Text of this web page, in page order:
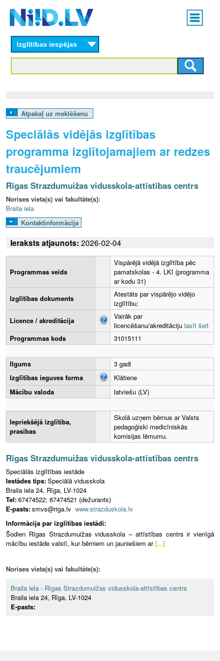
content
Main
menu
L
V
Izglītības iespējas
Atpakaļ uz meklēšanu
Speciālās vidējās izglītības
programma izglītojamajiem ar redzes
traucējumiem
Rīgas Strazdumuižas vidusskola-attīstības centrs
Norises vieta(s) vai fakultāte(s):
Braila iela
Kontaktinformācija
Ieraksts atjaunots: 2026-02-04
Programmas veids
Vispārējā vidējā izglītība pēc
pamatskolas - 4. LKI (programma
ar kodu 31)
Izglītības dokuments
Atestāts par vispārējo vidējo
izglītību;
Licence / akreditācija
Vairāk par
licencēšanu/akreditāciju lasīt šeit
Programmas kods
31015111
Ilgums
3 gadi
Izglītības ieguves forma
Klātiene
Mācību valoda
latviešu (LV)
Iepriekšējā izglītība,
prasības
Skolā uzņem bērnus ar Valsts
pedagoģiski medicīniskās
komisijas lēmumu.
Rīgas Strazdumuižas vidusskola-attīstības centrs
Speciālās izglītības iestāde
Iestādes tips:Speciālā vidusskola
Braila iela 24, Rīga, LV-1024
Tel:67474522; ‎67474521 (dežurants)
E-pasts:smvs@riga.lv www.strazduskola.lv
Informācija par izglītības iestādi:
Šodien Rīgas Strazdumuižas vidusskola – attīstības centrs ir vienīgā
mācību iestāde valstī, kur bērniem un jauniešiem ar [...]
Norises vieta(s) vai fakultāte(s):
Braila iela - Rīgas Strazdumuižas vidusskola-attīstības centrs
Braila iela 24, Rīga, LV-1024
E-pasts: